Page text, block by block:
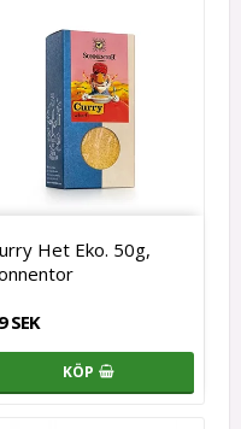
Het Eko. 50g,
SEK
KÖP